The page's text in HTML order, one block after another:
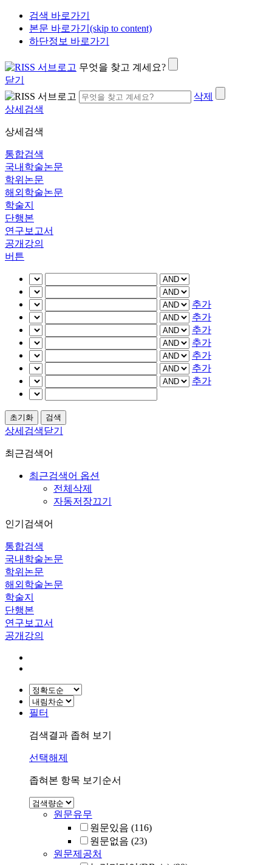
검색 바로가기
본문 바로가기(skip to content)
하단정보 바로가기
무엇을 찾고 계세요?
닫기
삭제
상세검색
상세검색
통합검색
국내학술논문
학위논문
해외학술논문
학술지
단행본
연구보고서
공개강의
버튼
추가
추가
추가
추가
추가
추가
추가
상세검색닫기
최근검색어
최근검색어 옵션
전체삭제
자동저장끄기
인기검색어
통합검색
국내학술논문
학위논문
해외학술논문
학술지
단행본
연구보고서
공개강의
필터
검색결과 좁혀 보기
선택해제
좁혀본 항목 보기순서
원문유무
원문있음 (116)
원문없음 (23)
원문제공처